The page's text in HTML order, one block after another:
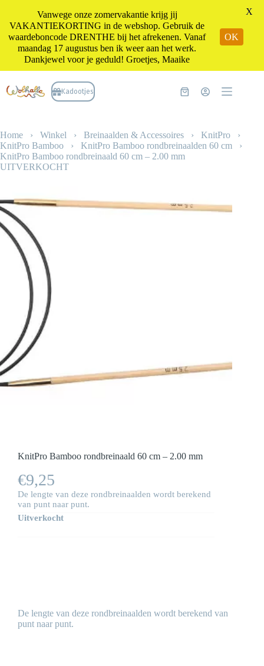
naar
de
Kadootjes Winkelwagen
Home › Winkel › Breinaalden & Accessoires › KnitPro ›
KnitPro Bamboo › KnitPro Bamboo rondbreinaalden 60 cm ›
KnitPro Bamboo rondbreinaald 60 cm – 2.00 mm
UITVERKOCHT
KnitPro Bamboo rondbreinaald 60 cm – 2.00 mm
€9,25
De lengte van deze rondbreinaalden wordt berekend
van punt naar punt.
Uitverkocht
De lengte van deze rondbreinaalden wordt berekend van
punt naar punt.
Vanwege onze zomervakantie krijg jij
VAKANTIEKORTING in de webshop. Gebruik de
waardeboncode DRENTHE bij het afrekenen. Vanaf
maandag 17 augustus ben ik weer aan het werk.
Dankjewel voor je geduld! Groetjes, Maaike
OK
X